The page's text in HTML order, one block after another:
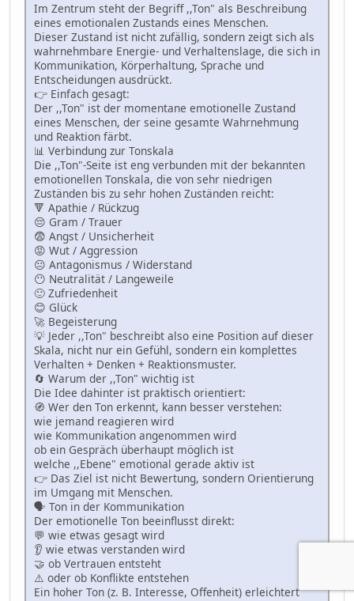
Im Zentrum steht der Begriff ,,Ton" als Beschreibung
eines emotionalen Zustands eines Menschen.
Dieser Zustand ist nicht zufällig, sondern zeigt sich als
wahrnehmbare Energie- und Verhaltenslage, die sich in
Kommunikation, Körperhaltung, Sprache und
Entscheidungen ausdrückt.
👉 Einfach gesagt:
Der ,,Ton" ist der momentane emotionelle Zustand
eines Menschen, der seine gesamte Wahrnehmung
und Reaktion färbt.
📊 Verbindung zur Tonskala
Die ,,Ton"-Seite ist eng verbunden mit der bekannten
emotionellen Tonskala, die von sehr niedrigen
Zuständen bis zu sehr hohen Zuständen reicht:
🔻 Apathie / Rückzug
😔 Gram / Trauer
😨 Angst / Unsicherheit
😡 Wut / Aggression
😐 Antagonismus / Widerstand
😶 Neutralität / Langeweile
🙂 Zufriedenheit
😊 Glück
🚀 Begeisterung
💡 Jeder ,,Ton" beschreibt also eine Position auf dieser
Skala, nicht nur ein Gefühl, sondern ein komplettes
Verhalten + Denken + Reaktionsmuster.
🔄 Warum der ,,Ton" wichtig ist
Die Idee dahinter ist praktisch orientiert:
🧭 Wer den Ton erkennt, kann besser verstehen:
wie jemand reagieren wird
wie Kommunikation angenommen wird
ob ein Gespräch überhaupt möglich ist
welche ,,Ebene" emotional gerade aktiv ist
👉 Das Ziel ist nicht Bewertung, sondern Orientierung
im Umgang mit Menschen.
🗣 Ton in der Kommunikation
Der emotionelle Ton beeinflusst direkt:
💬 wie etwas gesagt wird
👂 wie etwas verstanden wird
🤝 ob Vertrauen entsteht
⚠️ oder ob Konflikte entstehen
Ein hoher Ton (z. B. Interesse, Offenheit) erleichtert